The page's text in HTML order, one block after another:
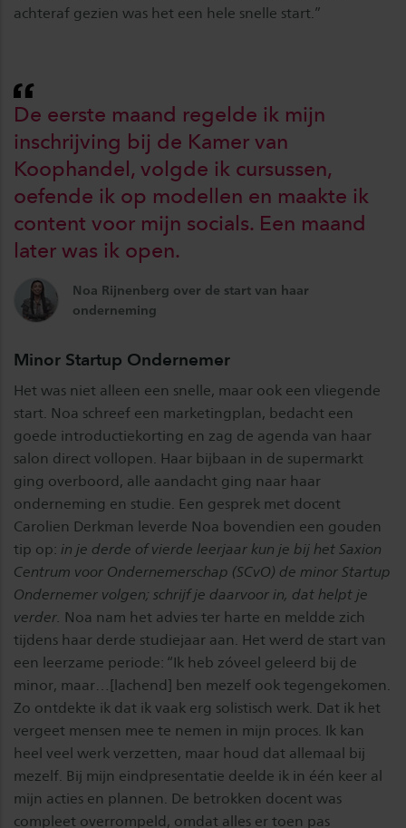
achteraf gezien was het een hele snelle start.”
De eerste maand regelde ik mijn
inschrijving bij de Kamer van
Koophandel, volgde ik cursussen,
oefende ik op modellen en maakte ik
content voor mijn socials. Een maand
later was ik open.
Noa Rijnenberg over de start van haar
onderneming
Minor Startup Ondernemer
Het was niet alleen een snelle, maar ook een vliegende
start. Noa schreef een marketingplan, bedacht een
goede introductiekorting en zag de agenda van haar
salon direct vollopen. Haar bijbaan in de supermarkt
ging overboord, alle aandacht ging naar haar
onderneming en studie. Een gesprek met docent
Carolien Derkman leverde Noa bovendien een gouden
tip op: in je derde of vierde leerjaar kun je bij het Saxion
Centrum voor Ondernemerschap (SCvO) de minor Startup
Ondernemer volgen; schrijf je daarvoor in, dat helpt je
verder. Noa nam het advies ter harte en meldde zich
tijdens haar derde studiejaar aan. Het werd de start van
een leerzame periode: “Ik heb zóveel geleerd bij de
minor, maar…[lachend] ben mezelf ook tegengekomen.
Zo ontdekte ik dat ik vaak erg solistisch werk. Dat ik het
vergeet mensen mee te nemen in mijn proces. Ik kan
heel veel werk verzetten, maar houd dat allemaal bij
mezelf. Bij mijn eindpresentatie deelde ik in één keer al
mijn acties en plannen. De betrokken docent was
compleet overrompeld, omdat alles er toen pas